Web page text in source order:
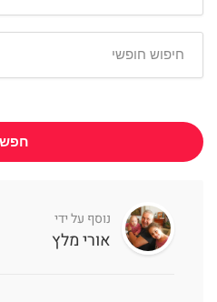
חפש
נוסף על ידי
אורי מלץ